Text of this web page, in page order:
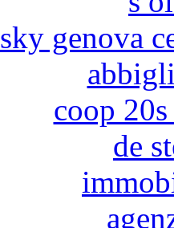
sky genova
coop
de